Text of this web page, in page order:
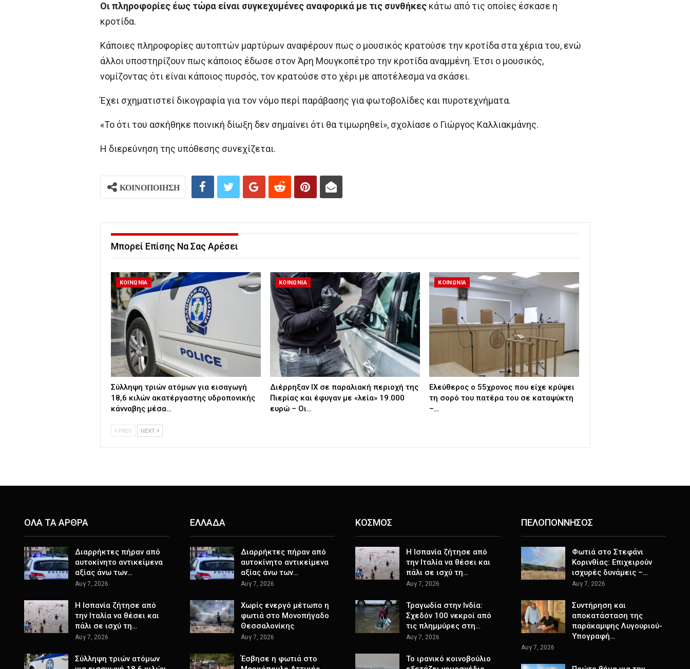
Οι πληροφορίες έως τώρα είναι συγκεχυμένες αναφορικά με τις συνθήκεςκάτω από τις οποίες έσκασε η
κροτίδα.
Κάποιες πληροφορίες αυτοπτών μαρτύρων αναφέρουν πως ο μουσικός κρατούσε την κροτίδα στα χέρια του, ενώ
άλλοι υποστηρίζουν πως κάποιος έδωσε στον Άρη Μουγκοπέτρο την κροτίδα αναμμένη. Έτσι ο μουσικός,
νομίζοντας ότι είναι κάποιος πυρσός, τον κρατούσε στο χέρι με αποτέλεσμα να σκάσει.
Έχει σχηματιστεί δικογραφία για τον νόμο περί παράβασης για φωτοβολίδες και πυροτεχνήματα.
«Το ότι του ασκήθηκε ποινική δίωξη δεν σημαίνει ότι θα τιμωρηθεί», σχολίασε ο Γιώργος Καλλιακμάνης.
Η διερεύνηση της υπόθεσης συνεχίζεται.
ΚΟΙΝΟΠΟΙΗΣΗ
Μπορεί Επίσης Να Σας Αρέσει
ΚΟΙΝΩΝΙΑ
Σύλληψη τριών ατόμων για εισαγωγή
18,6 κιλών ακατέργαστης υδροπονικής
κάνναβης μέσα…
ΚΟΙΝΩΝΙΑ
Διέρρηξαν ΙΧ σε παραλιακή περιοχή της
Πιερίας και έφυγαν με «λεία» 19.000
ευρώ – Οι…
ΚΟΙΝΩΝΙΑ
Ελεύθερος ο 55χρονος που είχε κρύψει
τη σορό του πατέρα του σε καταψύκτη
–…
PREV NEXT
ΟΛΑ ΤΑ ΑΡΘΡΑ
Διαρρήκτες πήραν από
αυτοκίνητο αντικείμενα
αξίας άνω των…
Αυγ 7, 2026
H Ισπανία ζήτησε από
την Ιταλία να θέσει και
πάλι σε ισχύ τη…
Αυγ 7, 2026
Σύλληψη τριών ατόμων
ΕΛΛΑΔΑ
Διαρρήκτες πήραν από
αυτοκίνητο αντικείμενα
αξίας άνω των…
Αυγ 7, 2026
Χωρίς ενεργό μέτωπο η
φωτιά στο Μονοπήγαδο
Θεσσαλονίκης
Αυγ 7, 2026
Έσβησε η φωτιά στο
ΚΟΣΜΟΣ
H Ισπανία ζήτησε από
την Ιταλία να θέσει και
πάλι σε ισχύ τη…
Αυγ 7, 2026
Τραγωδία στην Ινδία:
Σχεδόν 100 νεκροί από
τις πλημμύρες στη…
Αυγ 7, 2026
Το ιρανικό κοινοβούλιο
ΠΕΛΟΠΟΝΝΗΣΟΣ
Φωτιά στο Στεφάνι
Κορινθίας: Επιχειρούν
ισχυρές δυνάμεις –…
Αυγ 7, 2026
Συντήρηση και
αποκατάσταση της
παράκαμψης Λυγουριού-
Υπογραφή…
Αυγ 7, 2026